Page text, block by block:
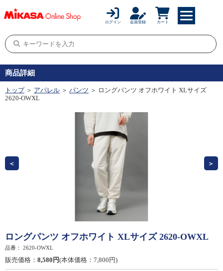
ログイン 会員登録 カート
商品詳細
トップ ＞ アパレル ＞ パンツ ＞ ロングパンツ オフホワイト XLサイズ
2620-OWXL
ロングパンツ オフホワイト XLサイズ 2620-OWXL
品番： 2620-OWXL
販売価格： 8,580円(本体価格：7,800円)